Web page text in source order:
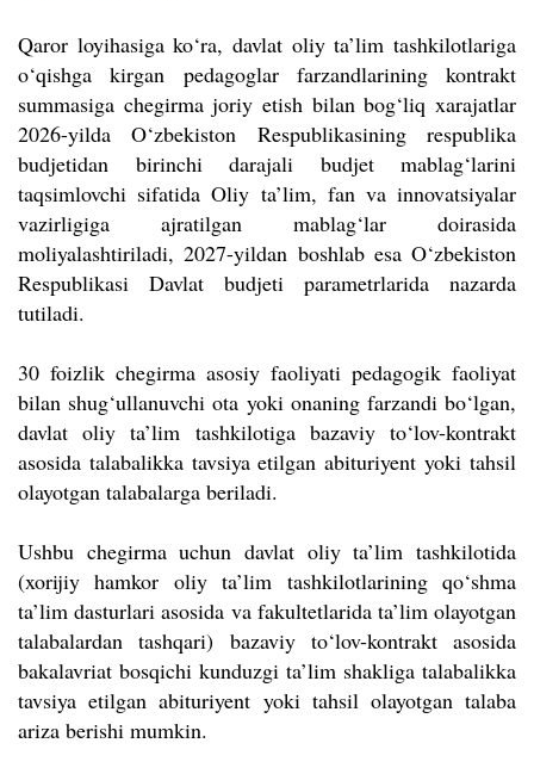
Qaror loyihasiga ko‘ra, davlat oliy ta’lim tashkilotlariga
o‘qishga kirgan pedagoglar farzandlarining kontrakt
summasiga chegirma joriy etish bilan bog‘liq xarajatlar
2026-yilda O‘zbekiston Respublikasining respublika
budjetidan birinchi darajali budjet mablag‘larini
taqsimlovchi sifatida Oliy ta’lim, fan va innovatsiyalar
vazirligiga ajratilgan mablag‘lar doirasida
moliyalashtiriladi, 2027-yildan boshlab esa O‘zbekiston
Respublikasi Davlat budjeti parametrlarida nazarda
tutiladi.
30 foizlik chegirma asosiy faoliyati pedagogik faoliyat
bilan shug‘ullanuvchi ota yoki onaning farzandi bo‘lgan,
davlat oliy ta’lim tashkilotiga bazaviy to‘lov-kontrakt
asosida talabalikka tavsiya etilgan abituriyent yoki tahsil
olayotgan talabalarga beriladi.
Ushbu chegirma uchun davlat oliy ta’lim tashkilotida
(xorijiy hamkor oliy ta’lim tashkilotlarining qo‘shma
ta’lim dasturlari asosida va fakultetlarida ta’lim olayotgan
talabalardan tashqari) bazaviy to‘lov-kontrakt asosida
bakalavriat bosqichi kunduzgi ta’lim shakliga talabalikka
tavsiya etilgan abituriyent yoki tahsil olayotgan talaba
ariza berishi mumkin.